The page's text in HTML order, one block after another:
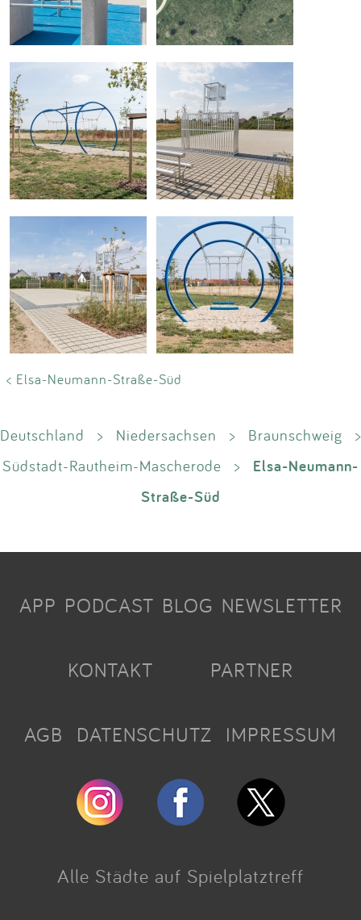
< Elsa-Neumann-Straße-Süd
Deutschland > Niedersachsen > Braunschweig
>
Südstadt-Rautheim-Mascherode
>
Elsa-Neumann-
Straße-Süd
APP PODCAST BLOG NEWSLETTER
KONTAKT PARTNER
AGB DATENSCHUTZ IMPRESSUM
Alle Städte auf Spielplatztreff